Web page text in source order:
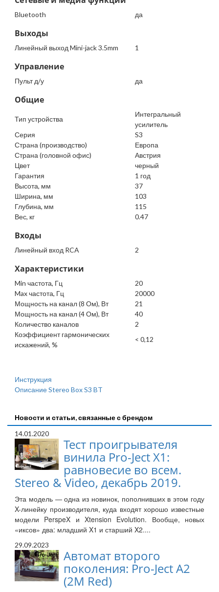
Bluetooth да
Выходы
Линейный выход Mini-jack 3.5mm 1
Управление
Пульт д/у да
Общие
Тип устройства
Интегральный
усилитель
Серия
S3
Страна (производство)
Европа
Страна (головной офис)
Австрия
Цвет
черный
Гарантия
1 год
Высота, мм
37
Ширина, мм
103
Глубина, мм
115
Вес, кг
0.47
Входы
Линейный вход RCA 2
Характеристики
Min частота, Гц
20
Max частота, Гц
20000
Мощность на канал (8 Ом), Вт
21
Мощность на канал (4 Ом), Вт
40
Количество каналов
2
Коэффициент гармонических
искажений, %
< 0,12
Инструкция
Описание Stereo Box S3 BT
Новости и статьи, связанные с брендом
14.01.2020
Тест проигрывателя
винила Pro-Ject X1:
равновесие во всем.
Stereo & Video, декабрь 2019.
Эта модель — одна из новинок, пополнивших в этом году
X-линейку производителя, куда входят хорошо известные
модели PerspeX и Xtension Evolution. Вообще, новых
«иксов» два: младший X1 и старший X2....
29.09.2023
Автомат второго
поколения: Pro-Ject A2
(2M Red)